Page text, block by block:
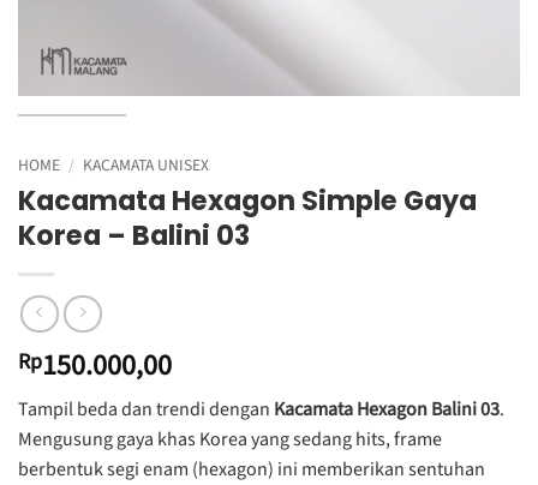
HOME / KACAMATA UNISEX
Kacamata Hexagon Simple Gaya
Korea – Balini 03
Rp150.000,00
Tampil beda dan trendi dengan Kacamata Hexagon Balini 03.
Mengusung gaya khas Korea yang sedang hits, frame
berbentuk segi enam (hexagon) ini memberikan sentuhan